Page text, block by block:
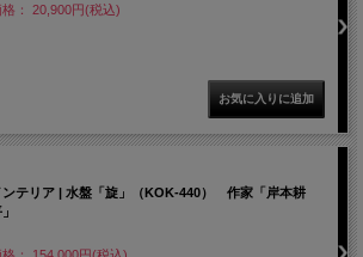
格： 20,900円(税込)
ンテリア | 水盤「旋」（KOK-440） 作家「岸本耕